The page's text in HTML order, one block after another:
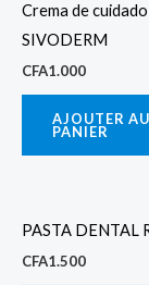
Crema de cuidado
SIVODERM
CFA1.000
AJOUTER AU
PANIER
PASTA DENTAL
CFA1.500